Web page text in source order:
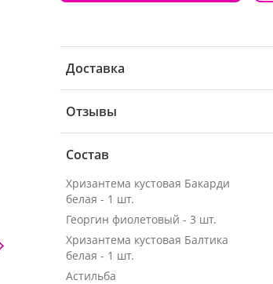
Доставка
Отзывы
Состав
Хризантема кустовая Бакарди
белая - 1 шт.
Георгин фиолетовый - 3 шт.
Хризантема кустовая Балтика
белая - 1 шт.
Астильба